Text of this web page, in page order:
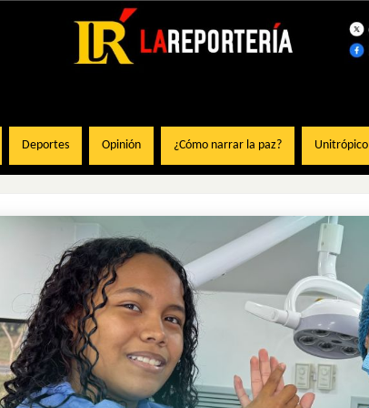
Deportes Opinión ¿Cómo narrar la paz? Unitrópico